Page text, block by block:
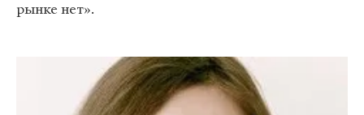
рынке нет».